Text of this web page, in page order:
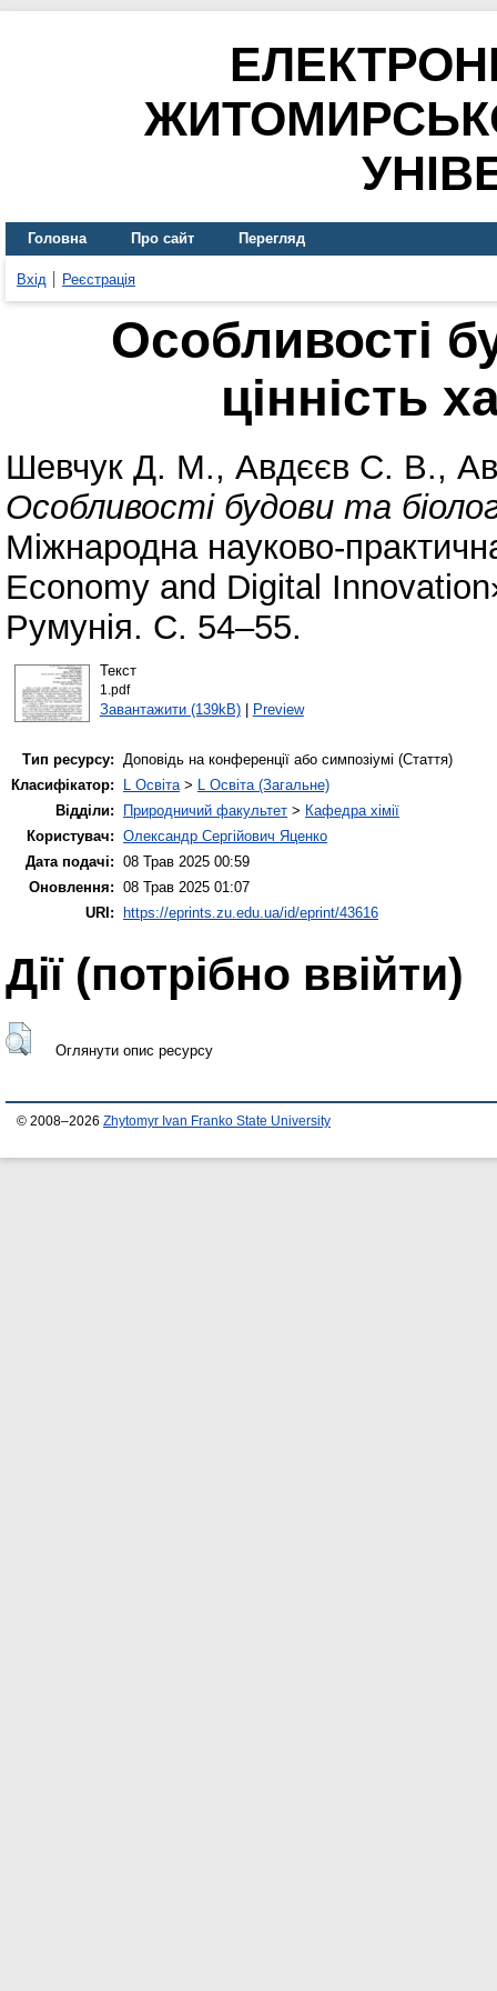
Головна Про сайт Перегляд
Вхід Реєстрація
Особливості
цінність
Шевчук Д. М., Авдєєв С. В.,
Особливості будови та
Міжнародна науково-
Economy and Digital
Румунія. С. 54–55.
Текст
1.pdf
Завантажити (139kB)| Preview
Тип ресурсу: Доповідь на конференції або симпозіумі (Стаття)
Класифікатор:
L Освіта> L Освіта (Загальне)
Відділи:
Природничий факультет > Кафедра хімії
Користувач: Олександр Сергійович Яценко
Дата подачі: 08 Трав 2025 00:59
Оновлення: 08 Трав 2025 01:07
URI:
https://eprints.zu.edu.ua/id/eprint/43616
Дії ​​(потрібно ввійти)
Оглянути опис ресурсу
© 2008–2026 Zhytomyr Ivan Franko State University